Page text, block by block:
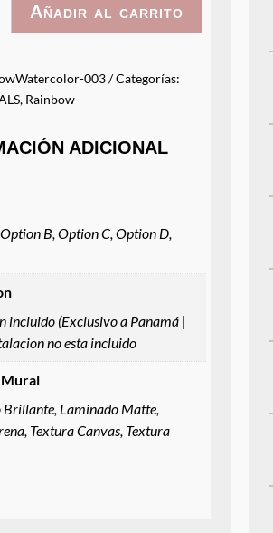
Añadir al carrito
003
Categorías:
, Rainbow
ADICIONAL
B, Option C, Option D,
incluido (Exclusivo a Panamá |
no esta incluido
Brillante, Laminado Matte,
Textura Canvas, Textura